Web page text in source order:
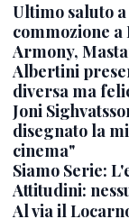
Ultimo saluto
commozione a
Armony,
Albertini
diversa ma
Joni
disegnato la
cinema"
Siamo Serie:
Attitudini:
Al via il